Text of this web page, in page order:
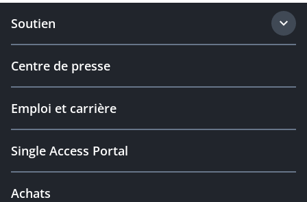
Soutien
Centre de presse
Emploi et carrière
Single Access Portal
Achats